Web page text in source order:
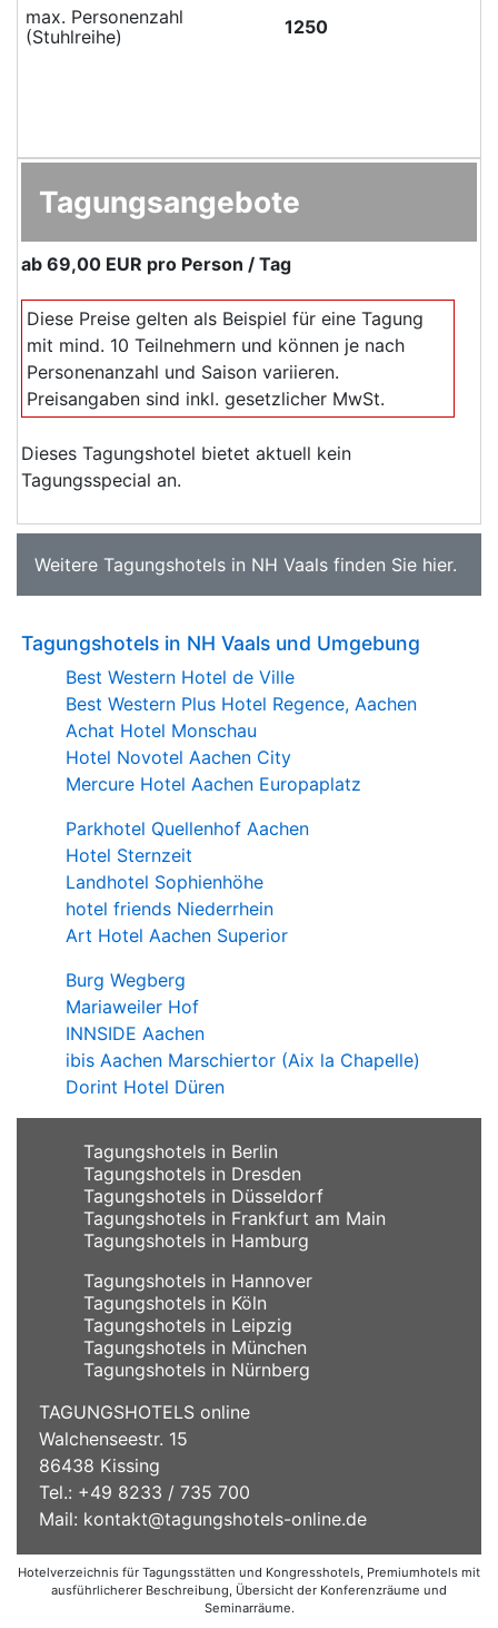
max. Personenzahl
(Stuhlreihe)
1250
Tagungsangebote
ab 69,00 EUR pro Person / Tag
Diese Preise gelten als Beispiel für eine Tagung
mit mind. 10 Teilnehmern und können je nach
Personenanzahl und Saison variieren.
Preisangaben sind inkl. gesetzlicher MwSt.
Dieses Tagungshotel bietet aktuell kein
Tagungsspecial an.
Weitere Tagungshotels in NH Vaals finden Sie hier.
Tagungshotels in NH Vaals und Umgebung
Best Western Hotel de Ville
Best Western Plus Hotel Regence, Aachen
Achat Hotel Monschau
Hotel Novotel Aachen City
Mercure Hotel Aachen Europaplatz
Parkhotel Quellenhof Aachen
Hotel Sternzeit
Landhotel Sophienhöhe
hotel friends Niederrhein
Art Hotel Aachen Superior
Burg Wegberg
Mariaweiler Hof
INNSIDE Aachen
ibis Aachen Marschiertor (Aix la Chapelle)
Dorint Hotel Düren
Tagungshotels in Berlin
Tagungshotels in Dresden
Tagungshotels in Düsseldorf
Tagungshotels in Frankfurt am Main
Tagungshotels in Hamburg
Tagungshotels in Hannover
Tagungshotels in Köln
Tagungshotels in Leipzig
Tagungshotels in München
Tagungshotels in Nürnberg
TAGUNGSHOTELS online
Walchenseestr. 15
86438 Kissing
Tel.: +49 8233 / 735 700
Mail: kontakt@tagungshotels-online.de
Hotelverzeichnis für Tagungsstätten und Kongresshotels, Premiumhotels mit
ausführlicherer Beschreibung, Übersicht der Konferenzräume und
Seminarräume.